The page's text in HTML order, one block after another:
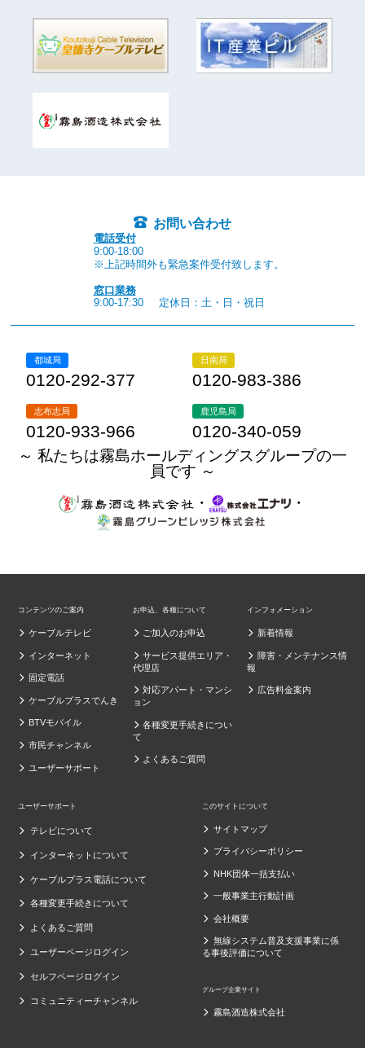
お問い合わせ
電話受付
9:00-18:00
※上記時間外も緊急案件受付致します。
窓口業務
9:00-17:30
定休日：土・日・祝日
都城局
0120-292-377
日南局
0120-983-386
志布志局
0120-933-966
鹿児島局
0120-340-059
～ 私たちは霧島ホールディングスグループの一
員です ～
・
・
コンテンツのご案内
ケーブルテレビ
インターネット
固定電話
ケーブルプラスでんき
BTVモバイル
市民チャンネル
ユーザーサポート
お申込、各種について
ご加入のお申込
サービス提供エリア・
代理店
対応アパート・マンシ
ョン
各種変更手続きについ
て
よくあるご質問
インフォメーション
新着情報
障害・メンテナンス情
報
広告料金案内
ユーザーサポート
テレビについて
インターネットについて
ケーブルプラス電話について
各種変更手続きについて
よくあるご質問
ユーザーページログイン
セルフページログイン
コミュニティーチャンネル
このサイトについて
サイトマップ
プライバシーポリシー
NHK団体一括支払い
一般事業主行動計画
会社概要
無線システム普及支援事業に係
る事後評価について
グループ企業サイト
霧島酒造株式会社